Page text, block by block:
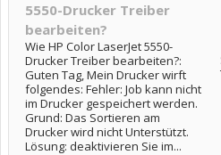
5550-Drucker Treiber
bearbeiten?
Wie HP Color LaserJet 5550-
Drucker Treiber bearbeiten?:
Guten Tag, Mein Drucker wirft
folgendes: Fehler: Job kann nicht
im Drucker gespeichert werden.
Grund: Das Sortieren am
Drucker wird nicht Unterstützt.
Lösung: deaktivieren Sie im...